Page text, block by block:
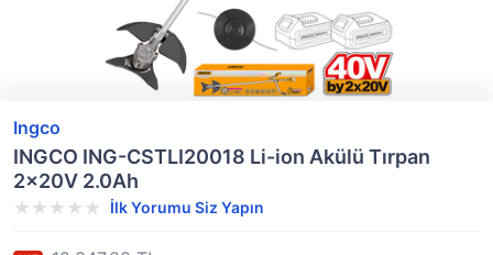
Ingco
INGCO ING-CSTLI20018 Li-ion Akülü Tırpan
2x20V 2.0Ah
İlk Yorumu Siz Yapın